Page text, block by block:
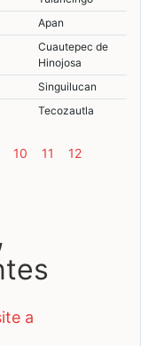
Apan
Cuautepec de
Hinojosa
Singuilucan
Tecozautla
10 11 12
a